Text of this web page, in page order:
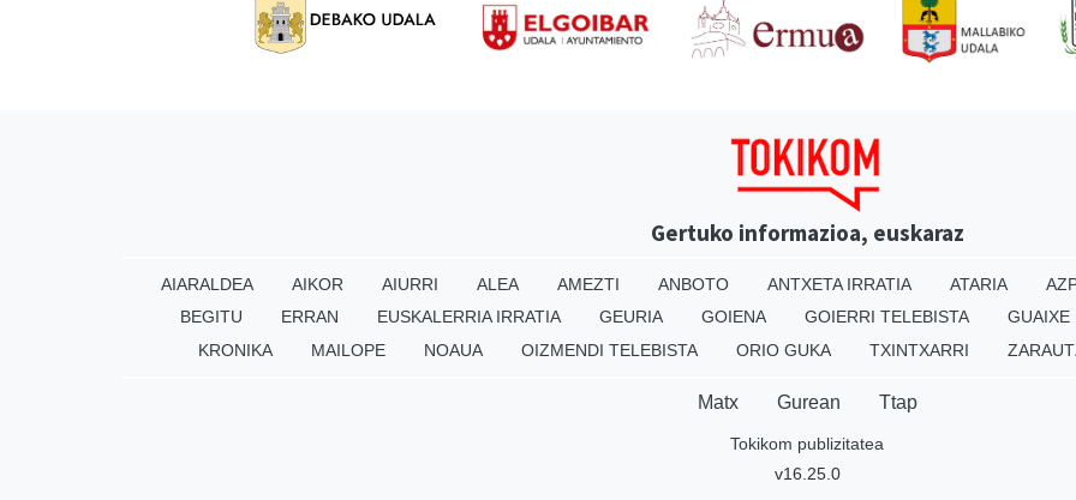
Gertuko informazioa, euskaraz
AIARALDEA AIKOR AIURRI ALEA AMEZTI ANBOTO ANTXETA IRRATIA ATARIA
BEGITU
ERRAN EUSKALERRIA IRRATIA GEURIA GOIENA GOIERRI TELEBISTA GUAIXE
KRONIKA
MAILOPE NOAUA OIZMENDI TELEBISTA ORIO GUKA TXINTXARRI
Matx Gurean Ttap
Tokikom publizitatea
v16.25.0